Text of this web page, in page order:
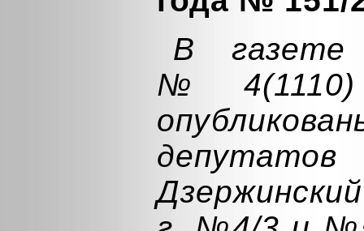
В газете
депутатов